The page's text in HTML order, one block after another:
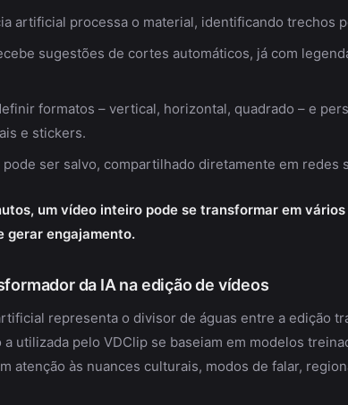
artificial processa o material, identificando trechos
sugestões de cortes automáticos, já com
formatos – vertical, horizontal, quadrado – e
e stickers.
pode ser salvo, compartilhado diretamente em redes
um vídeo inteiro pode se transformar em
gerar engajamento.
da IA na edição de vídeos
representa o divisor de águas entre a edição
a utilizada pelo VDClip se baseiam em modelos
atenção às nuances culturais, modos de falar,